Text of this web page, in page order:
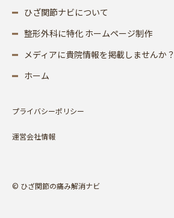
ひざ関節ナビについて
整形外科に特化 ホームページ制作
メディアに貴院情報を掲載しませんか？
ホーム
プライバシーポリシー
運営会社情報
© ひざ関節の痛み解消ナビ